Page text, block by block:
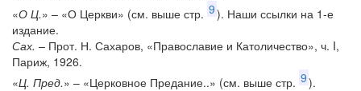
«О Ц.» – «О Церкви» (см. выше стр. 9). Наши ссылки на 1-е
издание.
Сах. – Прот. Н. Сахаров, «Православие и Католичество», ч. I,
Париж, 1926.
«Ц. Пред.» – «Церковное Предание..» (см. выше стр. 9).